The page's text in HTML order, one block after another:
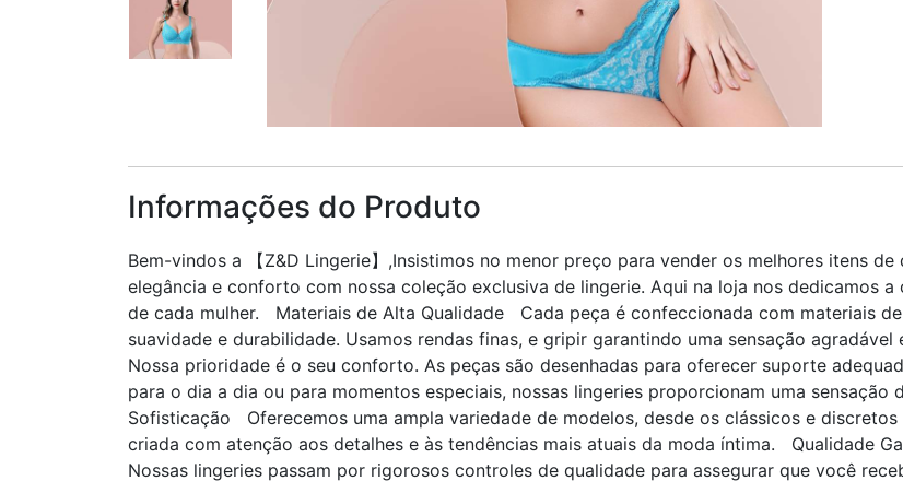
Informações do Produto
Bem-vindos a 【Z&D Lingerie】,Insistimos no menor preço para vender os melhores itens
elegância e conforto com nossa coleção exclusiva de lingerie. Aqui na loja nos dedicamos
de cada mulher. Materiais de Alta Qualidade Cada peça é confeccionada com materiais
suavidade e durabilidade. Usamos rendas finas, e gripir garantindo uma sensação
Nossa prioridade é o seu conforto. As peças são desenhadas para oferecer suporte
para o dia a dia ou para momentos especiais, nossas lingeries proporcionam uma
Sofisticação Oferecemos uma ampla variedade de modelos, desde os clássicos e
criada com atenção aos detalhes e às tendências mais atuais da moda íntima. Qualidade
Nossas lingeries passam por rigorosos controles de qualidade para assegurar que você